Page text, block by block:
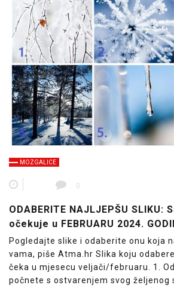
MOZGALICE
0
ODABERITE NAJLJEPŠU SLIKU:
očekuje u FEBRUARU 2024.
Pogledajte slike i odaberite onu koja
vama, piše Atma.hr Slika koju
čeka u mjesecu veljači/februaru. 1.
počnete s ostvarenjem svog željenog